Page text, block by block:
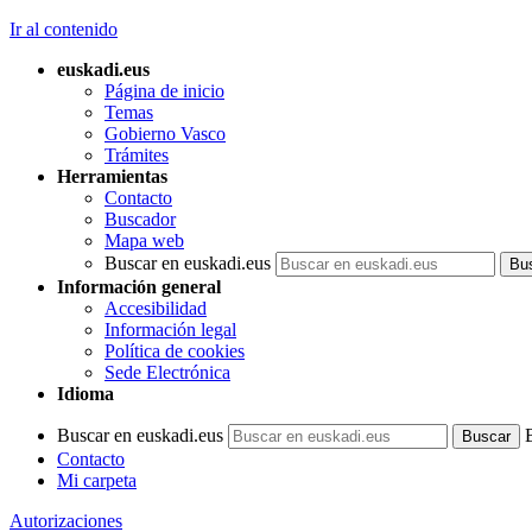
Ir al contenido
euskadi.eus
Página de inicio
Temas
Gobierno Vasco
Trámites
Herramientas
Contacto
Buscador
Mapa web
Buscar en euskadi.eus
Información general
Accesibilidad
Información legal
Política de cookies
Sede Electrónica
Idioma
Buscar en euskadi.eus
Contacto
Mi carpeta
Autorizaciones